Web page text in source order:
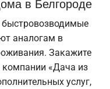
быстровозводимые
аналогам в
Закажите
«Дача из
услуг,